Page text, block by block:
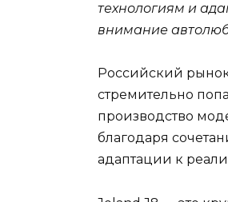
технологиям и
внимание
Российский
стремительно
производство
благодаря
адаптации к